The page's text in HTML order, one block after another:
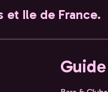
et Ile de France.
Guide